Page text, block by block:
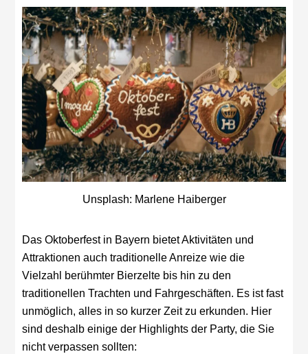
Unsplash: Marlene Haiberger
Das Oktoberfest in Bayern bietet Aktivitäten und
Attraktionen auch traditionelle Anreize wie die
Vielzahl berühmter Bierzelte bis hin zu den
traditionellen Trachten und Fahrgeschäften. Es ist fast
unmöglich, alles in so kurzer Zeit zu erkunden. Hier
sind deshalb einige der Highlights der Party, die Sie
nicht verpassen sollten: